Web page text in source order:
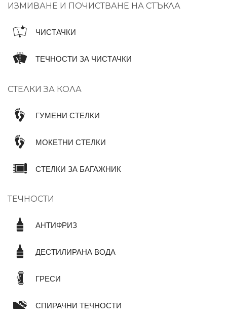
ИЗМИВАНЕ И ПОЧИСТВАНЕ НА СТЪКЛА
ЧИСТАЧКИ
ТЕЧНОСТИ ЗА ЧИСТАЧКИ
СТЕЛКИ ЗА КОЛА
ГУМЕНИ СТЕЛКИ
МОКЕТНИ СТЕЛКИ
СТЕЛКИ ЗА БАГАЖНИК
ТЕЧНОСТИ
АНТИФРИЗ
ДЕСТИЛИРАНА ВОДА
ГРЕСИ
СПИРАЧНИ ТЕЧНОСТИ